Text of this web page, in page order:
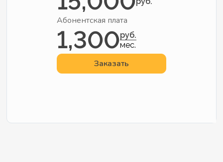
Абонентская плата
1,300руб.
мес.
Заказать